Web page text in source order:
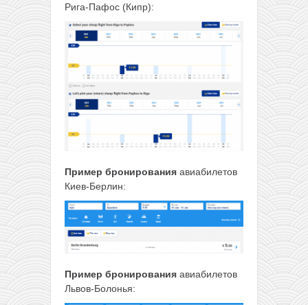
Рига-Пафос (Кипр):
Пример бронирования авиабилетов
Киев-Берлин:
Пример бронирования авиабилетов
Львов-Болонья: